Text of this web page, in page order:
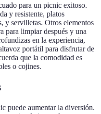
para un picnic exitoso.
y resistente, platos
y servilletas. Otros elementos
para limpiar después y una
en la experiencia,
portátil para disfrutar de
que la comodidad es
o cojines.
puede aumentar la diversión.